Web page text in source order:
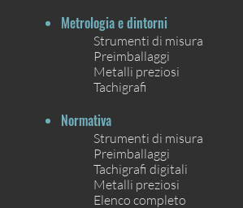
Metrologia e dintorni
Strumenti di misura
Preimballaggi
Metalli preziosi
Tachigrafi
Normativa
Strumenti di misura
Preimballaggi
Tachigrafi digitali
Metalli preziosi
Elenco completo